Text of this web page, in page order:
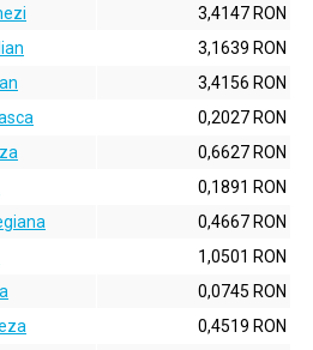
3,4147 RON
3,1639 RON
3,4156 RON
0,2027 RON
0,6627 RON
0,1891 RON
0,4667 RON
1,0501 RON
0,0745 RON
0,4519 RON